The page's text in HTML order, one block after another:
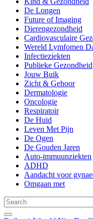
De Longen
Future of Imaging
Dierengezondheid
Cardiovasculaire
Wereld Lymfomen
Infectieziekten
Publieke Gezondheid
Jouw Buik
Zicht & Gehoor
Dermatologie
Oncologie
Respiratoir
De Huid
Leven Met Pijn
De Ogen
De Gouden Jaren
Auto-immuunziekten
ADHD
Aandacht voor
Omgaan met